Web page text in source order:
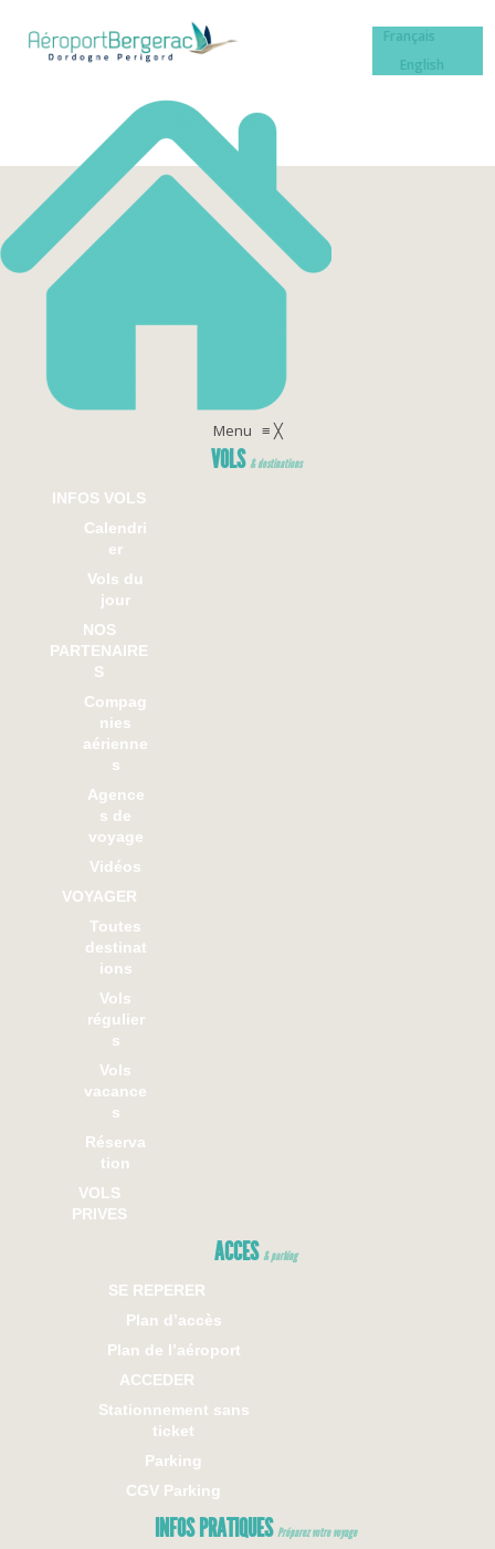
Français
English
Menu ≡╳
VOLS & destinations
INFOS VOLS
Calendri
er
Vols du
jour
NOS
PARTENAIRE
S
Compag
nies
aérienne
s
Agence
s de
voyage
Vidéos
VOYAGER
Toutes
destinat
ions
Vols
régulier
s
Vols
vacance
s
Réserva
tion
VOLS
PRIVES
ACCES & parking
SE REPERER
Plan d’accès
Plan de l’aéroport
ACCEDER
Stationnement sans
ticket
Parking
CGV Parking
INFOS PRATIQUES Préparez votre voyage